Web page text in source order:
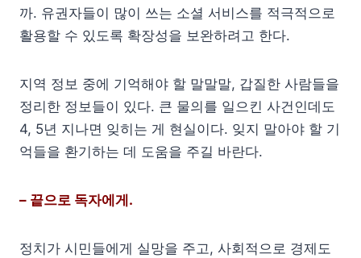
까. 유권자들이 많이 쓰는 소셜 서비스를 적극적으로
활용할 수 있도록 확장성을 보완하려고 한다.
지역 정보 중에 기억해야 할 말말말, 갑질한 사람들을
정리한 정보들이 있다. 큰 물의를 일으킨 사건인데도
4, 5년 지나면 잊히는 게 현실이다. 잊지 말아야 할 기
억들을 환기하는 데 도움을 주길 바란다.
– 끝으로 독자에게.
정치가 시민들에게 실망을 주고, 사회적으로 경제도